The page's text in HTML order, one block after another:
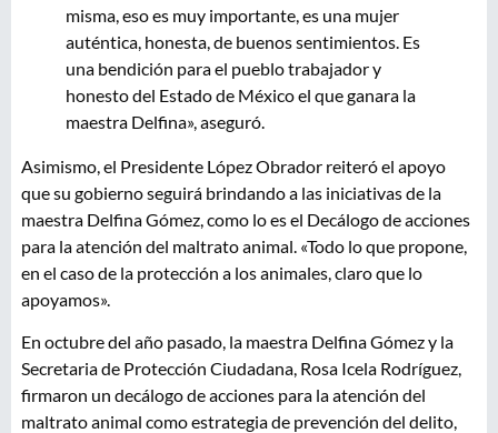
misma, eso es muy importante, es una mujer
auténtica, honesta, de buenos sentimientos. Es
una bendición para el pueblo trabajador y
honesto del Estado de México el que ganara la
maestra Delfina», aseguró.
Asimismo, el Presidente López Obrador reiteró el apoyo
que su gobierno seguirá brindando a las iniciativas de la
maestra Delfina Gómez, como lo es el Decálogo de acciones
para la atención del maltrato animal. «Todo lo que propone,
en el caso de la protección a los animales, claro que lo
apoyamos».
En octubre del año pasado, la maestra Delfina Gómez y la
Secretaria de Protección Ciudadana, Rosa Icela Rodríguez,
firmaron un decálogo de acciones para la atención del
maltrato animal como estrategia de prevención del delito,